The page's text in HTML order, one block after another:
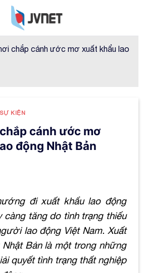
chắp cánh ước mơ xuất khẩu lao
KIỆN
cánh ước mơ
động Nhật Bản
đi xuất khẩu lao động
càng tăng do tình trạng thiếu
lao động Việt Nam. Xuất
Bản là một trong những
quyết tình trạng thất nghiệp